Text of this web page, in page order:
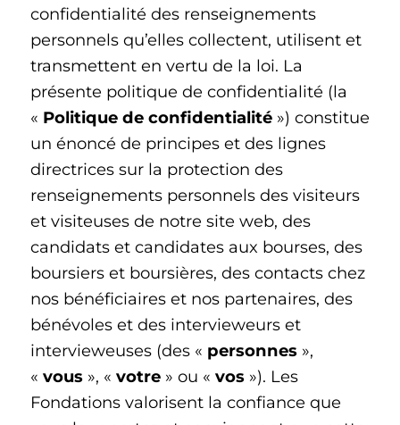
confidentialité des renseignements
personnels qu’elles collectent, utilisent et
transmettent en vertu de la loi. La
présente politique de confidentialité (la
« Politique de confidentialité») constitue
un énoncé de principes et des lignes
directrices sur la protection des
renseignements personnels des visiteurs
et visiteuses de notre site web, des
candidats et candidates aux bourses, des
boursiers et boursières, des contacts chez
nos bénéficiaires et nos partenaires, des
bénévoles et des intervieweurs et
intervieweuses (des « personnes»,
« vous», « votre» ou « vos»). Les
Fondations valorisent la confiance que